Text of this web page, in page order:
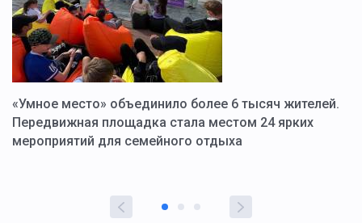
«Умное место» объединило более 6 тысяч жителей.
Передвижная площадка стала местом 24 ярких
мероприятий для семейного отдыха